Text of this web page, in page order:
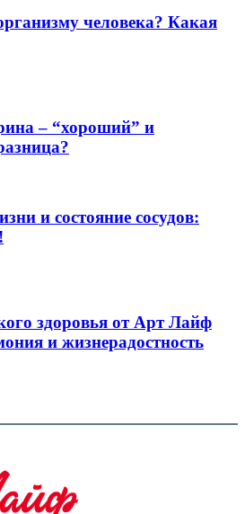
человека? Какая
– “хороший” и
и состояние сосудов:
здоровья от Арт Лайф
и жизнерадостность